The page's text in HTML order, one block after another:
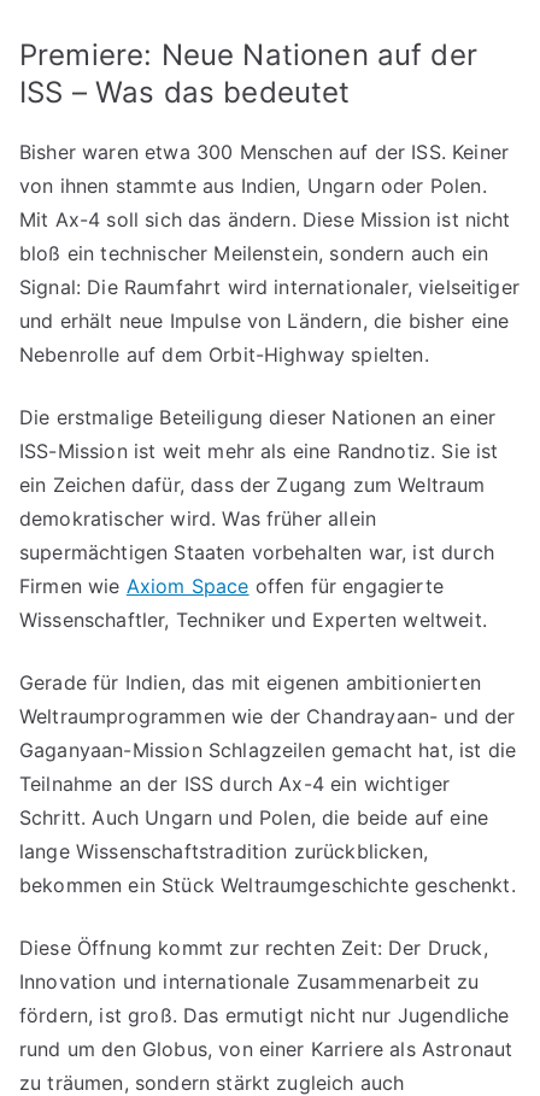
Premiere: Neue Nationen auf der
ISS – Was das bedeutet
Bisher waren etwa 300 Menschen auf der ISS. Keiner
von ihnen stammte aus Indien, Ungarn oder Polen.
Mit Ax-4 soll sich das ändern. Diese Mission ist nicht
bloß ein technischer Meilenstein, sondern auch ein
Signal: Die Raumfahrt wird internationaler, vielseitiger
und erhält neue Impulse von Ländern, die bisher eine
Nebenrolle auf dem Orbit-Highway spielten.
Die erstmalige Beteiligung dieser Nationen an einer
ISS-Mission ist weit mehr als eine Randnotiz. Sie ist
ein Zeichen dafür, dass der Zugang zum Weltraum
demokratischer wird. Was früher allein
supermächtigen Staaten vorbehalten war, ist durch
Firmen wie Axiom Space offen für engagierte
Wissenschaftler, Techniker und Experten weltweit.
Gerade für Indien, das mit eigenen ambitionierten
Weltraumprogrammen wie der Chandrayaan- und der
Gaganyaan-Mission Schlagzeilen gemacht hat, ist die
Teilnahme an der ISS durch Ax-4 ein wichtiger
Schritt. Auch Ungarn und Polen, die beide auf eine
lange Wissenschaftstradition zurückblicken,
bekommen ein Stück Weltraumgeschichte geschenkt.
Diese Öffnung kommt zur rechten Zeit: Der Druck,
Innovation und internationale Zusammenarbeit zu
fördern, ist groß. Das ermutigt nicht nur Jugendliche
rund um den Globus, von einer Karriere als Astronaut
zu träumen, sondern stärkt zugleich auch